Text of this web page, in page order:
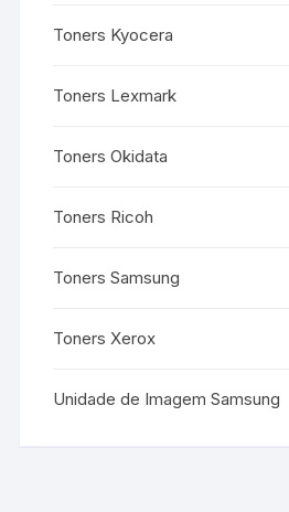
Toners Kyocera
Toners Lexmark
Toners Okidata
Toners Ricoh
Toners Samsung
Toners Xerox
Unidade de Imagem Samsung